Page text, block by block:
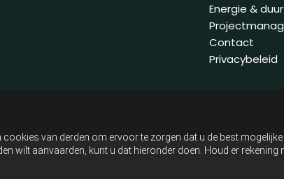
van derden om ervoor te zorgen dat u de best
wilt aanvaarden, kunt u dat hieronder doen. Houd er
Energie &
Contact
Privacybeleid